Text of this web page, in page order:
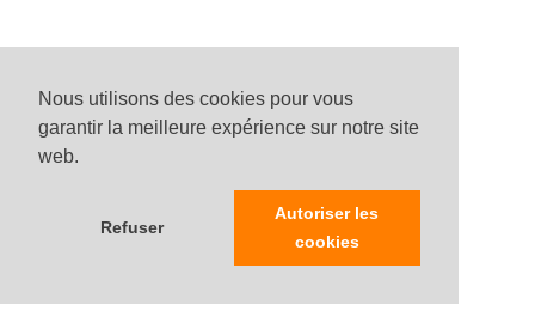
Nous utilisons des cookies pour vous
garantir la meilleure expérience sur notre site
web.
Refuser
Autoriser les
cookies